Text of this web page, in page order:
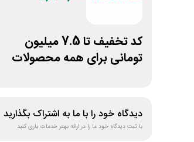
کد تخفیف تا 7.5 میلیون
تومانی برای همه محصولات
دیدگاه خود را با ما به اشتراک بگذارید
با ثبت دیدگاه خود ما را در ارائه بهتر خدمات یاری کنید